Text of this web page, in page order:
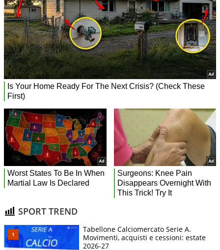
SPORT TREND
Tabellone Calciomercato Serie A.
Movimenti, acquisti e cessioni: estate
2026-27